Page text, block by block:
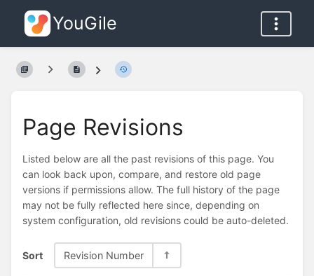
YouGile
Page Revisions
Listed below are all the past revisions of this page. You
can look back upon, compare, and restore old page
versions if permissions allow. The full history of the page
may not be fully reflected here since, depending on
system configuration, old revisions could be auto-deleted.
Sort Revision Number